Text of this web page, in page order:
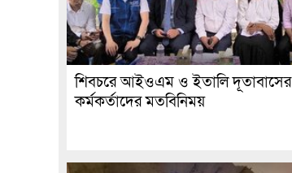
শিবচরে আইওএম ও ইতালি দূতাবাসের
কর্মকর্তাদের মতবিনিময়